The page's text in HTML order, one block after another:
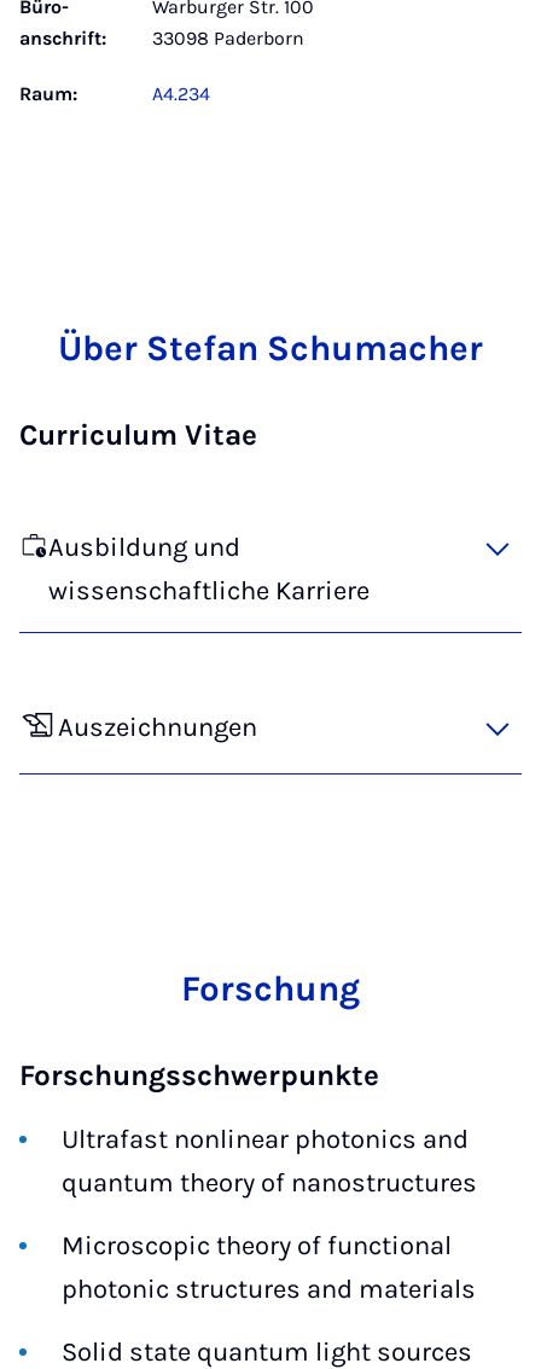
Büro­
anschrift:
Warburger Str. 100
33098 Paderborn
Raum: A4.234
Über Stefan Schumacher
Curriculum Vitae
Ausbildung und
wissenschaftliche Karriere
Auszeichnungen
Forschung
Forschungsschwerpunkte
Ultrafast nonlinear photonics and
quantum theory of nanostructures
Microscopic theory of functional
photonic structures and materials
Solid state quantum light sources